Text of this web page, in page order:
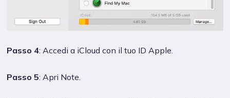
Passo 4: Accedi a iCloud con il tuo ID Apple.
Passo 5: Apri Note.